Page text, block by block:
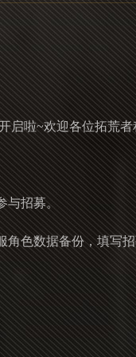
启啦~欢迎各位拓荒
与招募。
色数据备份，填写